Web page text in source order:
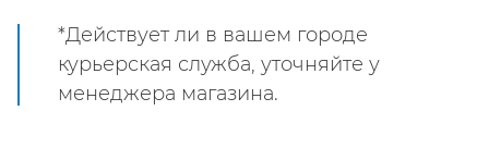
*Действует ли в вашем городе
курьерская служба, уточняйте у
менеджера магазина.